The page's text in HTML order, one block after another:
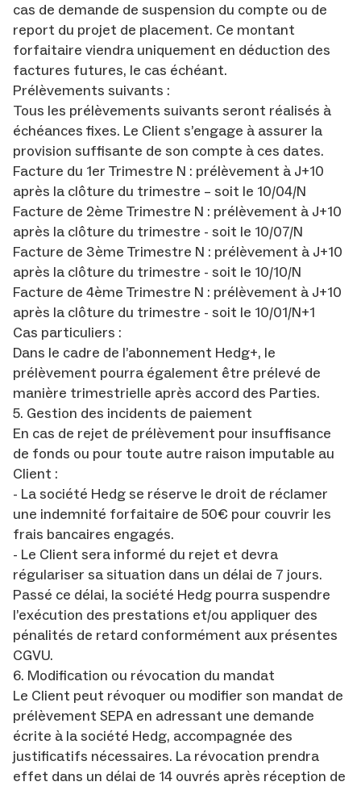
cas de demande de suspension du compte ou de
report du projet de placement. Ce montant
forfaitaire viendra uniquement en déduction des
factures futures, le cas échéant.
Prélèvements suivants :
Tous les prélèvements suivants seront réalisés à
échéances fixes. Le Client s’engage à assurer la
provision suffisante de son compte à ces dates.
Facture du 1er Trimestre N : prélèvement à J+10
après la clôture du trimestre – soit le 10/04/N
Facture de 2ème Trimestre N : prélèvement à J+10
après la clôture du trimestre - soit le 10/07/N
Facture de 3ème Trimestre N : prélèvement à J+10
après la clôture du trimestre - soit le 10/10/N
Facture de 4ème Trimestre N : prélèvement à J+10
après la clôture du trimestre - soit le 10/01/N+1
Cas particuliers :
Dans le cadre de l’abonnement Hedg+, le
prélèvement pourra également être prélevé de
manière trimestrielle après accord des Parties.
5. Gestion des incidents de paiement
En cas de rejet de prélèvement pour insuffisance
de fonds ou pour toute autre raison imputable au
Client :
- La société Hedg se réserve le droit de réclamer
une indemnité forfaitaire de 50€ pour couvrir les
frais bancaires engagés.
- Le Client sera informé du rejet et devra
régulariser sa situation dans un délai de 7 jours.
Passé ce délai, la société Hedg pourra suspendre
l’exécution des prestations et/ou appliquer des
pénalités de retard conformément aux présentes
CGVU.
6. Modification ou révocation du mandat
Le Client peut révoquer ou modifier son mandat de
prélèvement SEPA en adressant une demande
écrite à la société Hedg, accompagnée des
justificatifs nécessaires. La révocation prendra
effet dans un délai de 14 ouvrés après réception de